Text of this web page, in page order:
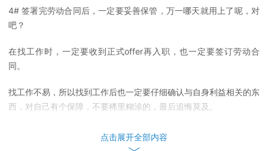
4# 签署完劳动合同后，一定要妥善保管，万一哪天就用上了呢，对
吧？
在找工作时，一定要收到正式offer再入职，也一定要签订劳动合
同。
找工作不易，所以找到工作后也一定要仔细确认与自身利益相关的东
西，对自己有个保障，不要稀里糊涂的，最后追悔莫及。
点击展开全部内容